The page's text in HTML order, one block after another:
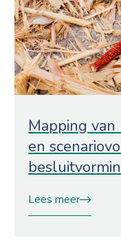
Mapping van
en
Lees meer